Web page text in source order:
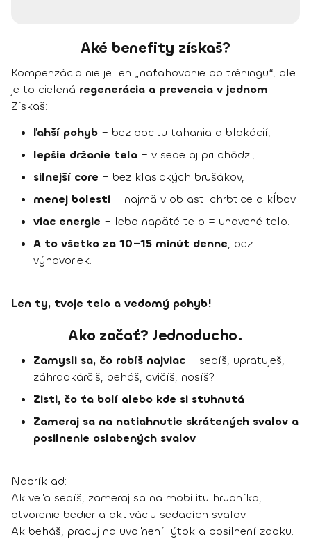
Aké benefity získaš?
Kompenzácia nie je len „naťahovanie po tréningu“, ale
je to cielená regenerácia a prevencia v jednom.
Získaš:
ľahší pohyb – bez pocitu ťahania a blokácií,
lepšie držanie tela – v sede aj pri chôdzi,
silnejší core – bez klasických brušákov,
menej bolesti – najmä v oblasti chrbtice a kĺbov
viac energie – lebo napäté telo = unavené telo.
A to všetko za 10–15 minút denne, bez
výhovoriek.
Len ty, tvoje telo a vedomý pohyb!
Ako začať? Jednoducho.
Zamysli sa, čo robíš najviac – sedíš, upratuješ,
záhradkárčiš, beháš, cvičíš, nosíš?
Zisti, čo ťa bolí alebo kde si stuhnutá
Zameraj sa na natiahnutie skrátených svalov a
posilnenie oslabených svalov
Napríklad:
Ak veľa sedíš, zameraj sa na mobilitu hrudníka,
otvorenie bedier a aktiváciu sedacích svalov.
Ak beháš, pracuj na uvoľnení lýtok a posilnení zadku.